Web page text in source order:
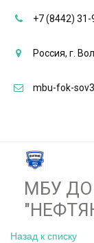
+7 (8442)
Россия, г.
mbu-fok-
МБУ
Назад к списку